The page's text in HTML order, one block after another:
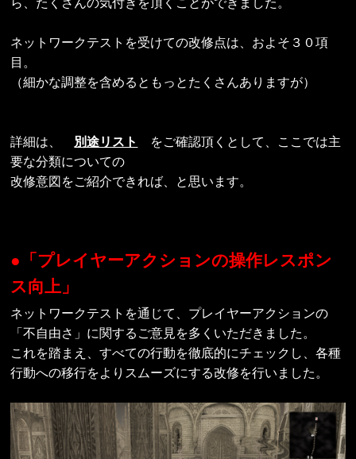
ら、たくさんの気付きを頂くことができました。
ネットワークテストを受けての改修点は、およそ３０項
目。
（細かな調整を含めるともっとたくさんありますが）
詳細は、 別途リスト
をご確認頂くとして、ここでは主
要な分類についての
改修意図をご紹介できれば、と思います。
●「プレイヤーアクションの操作レスポン
ス向上」
ネットワークテストを通じて、プレイヤーアクションの
「不自由さ」に関するご意見を多くいただきました。
これを踏まえ、すべての行動を徹底的にチェックし、各種
行動への移行をよりスムーズにする改修を行いました。